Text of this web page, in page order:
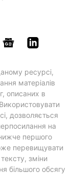
ресурсі,
матеріалів
описаних в
дозволяється
на
першого
перевищувати
зміни
більшого обсягу